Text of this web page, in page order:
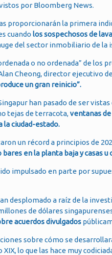
por Bloomberg News.
proporcionarán la primera
cuando los sospechosos de
del sector inmobiliario de la
o no ordenada” de los
Cheong, director ejecutivo
un gran reinicio”.
han pasado de ser
tejas de terracota,ventanas
ciudad-estado.
un récord a principios de
en la planta baja y casas
impulsado en parte por
desplomado a raíz de la
de dólares
acuerdos divulgados
sobre cómo se
lo que las hace muy